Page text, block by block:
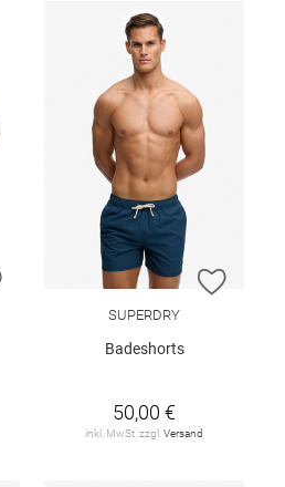
ZUR WUNSCHLISTE HINZUFÜGEN
ZUR
SUPERDRY
Badeshorts
50,00 €
inkl. MwSt. zzgl.Versand